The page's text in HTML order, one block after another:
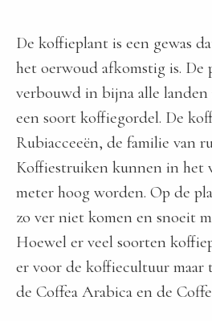
De koffieplant is een gewas
het oerwoud afkomstig is.
verbouwd in bijna alle landen
een soort koffiegordel. De
Rubiacceeën, de familie van
Koffiestruiken kunnen in
meter hoog worden. Op de
zo ver niet komen en snoeit
Hoewel er veel soorten
er voor de koffiecultuur maar
de Coffea Arabica en de